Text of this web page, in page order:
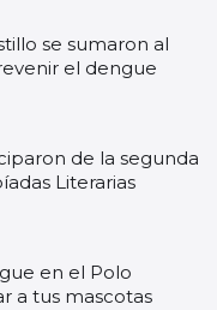
se sumaron al
el dengue
de la segunda
Literarias
en el Polo
a tus mascotas